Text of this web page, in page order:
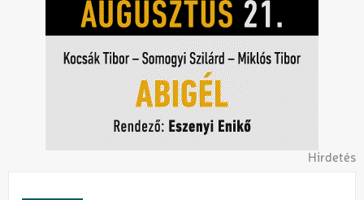
Hirdetés